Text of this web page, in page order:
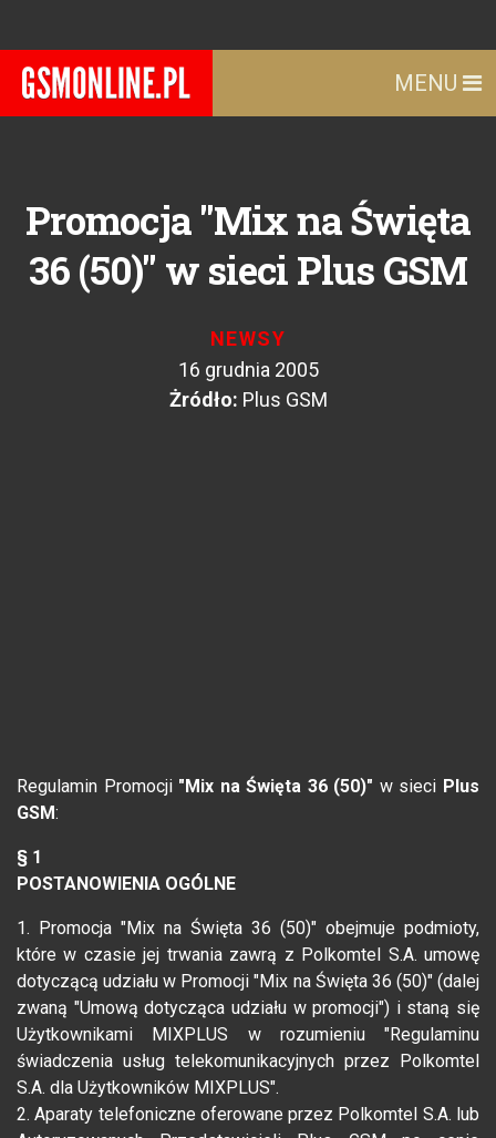
MENU
Promocja "Mix na Święta
36 (50)" w sieci Plus GSM
NEWSY
16 grudnia 2005
Żródło: Plus GSM
Regulamin Promocji "Mix na Święta 36 (50)" w sieci Plus
GSM:
§ 1
POSTANOWIENIA OGÓLNE
1. Promocja "Mix na Święta 36 (50)" obejmuje podmioty,
które w czasie jej trwania zawrą z Polkomtel S.A. umowę
dotyczącą udziału w Promocji "Mix na Święta 36 (50)" (dalej
zwaną "Umową dotycząca udziału w promocji") i staną się
Użytkownikami MIXPLUS w rozumieniu "Regulaminu
świadczenia usług telekomunikacyjnych przez Polkomtel
S.A. dla Użytkowników MIXPLUS".
2. Aparaty telefoniczne oferowane przez Polkomtel S.A. lub